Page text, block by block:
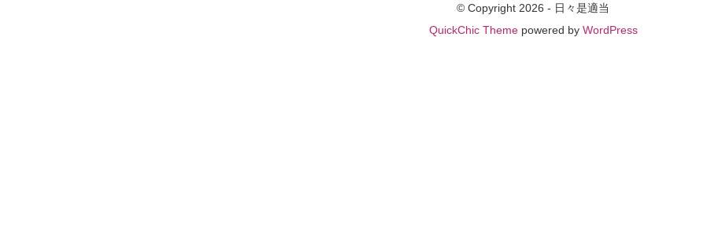
© Copyright 2026 - 日々是適当
QuickChic Themepowered by WordPress